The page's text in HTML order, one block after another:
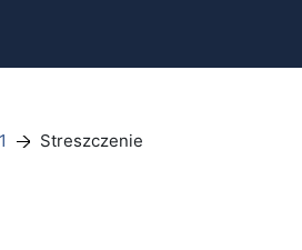
Streszczenie